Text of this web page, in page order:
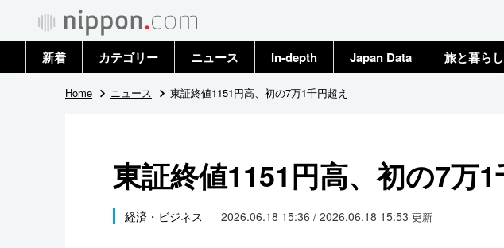
新着 カテゴリー
政治・外交
国際
ニュース
トップ
In-depth Japan Data 旅と暮らし
Home ニュース 東証終値1151円高、初の7万1千円超え
東証終値1151円高、初の7万1
経済・ビジネス 2026.06.18 15:36 / 2026.06.18 15:53 更新